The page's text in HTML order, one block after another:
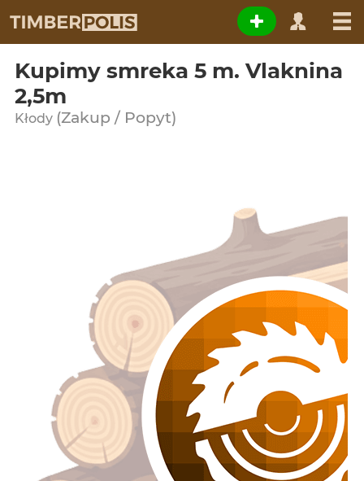
Kupimy smreka 5 m. Vlaknina
2,5m
Kłody (Zakup / Popyt)